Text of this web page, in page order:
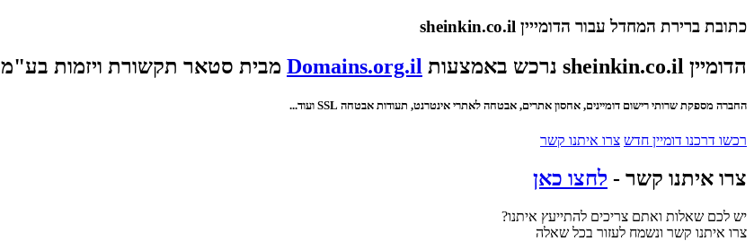
כתובת ברירת המחדל עבור הדומייין sheinkin.co.il
הדומיין sheinkin.co.il נרכש באמצעות Domains.org.il מבית סטאר תקשורת ויזמות בע"מ
החברה מספקת שרותי רישום דומיינים, אחסון אתרים, אבטחה לאתרי אינטרנט, תעודות אבטחה SSL ועוד...
רכשו דרכנו דומיין חדש צרו איתנו קשר
צרו איתנו קשר - לחצו כאן
יש לכם שאלות ואתם צריכים להתייעץ איתנו?
צרו איתנו קשר ונשמח לעזור בכל שאלה